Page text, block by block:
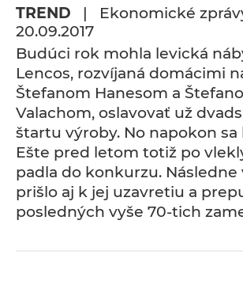
TREND | Ekonomické
20.09.2017
Budúci rok mohla levická
Lencos, rozvíjaná domácimi
Štefanom Hanesom a
Valachom, oslavovať už
štartu výroby. No napokon sa
Ešte pred letom totiž po
padla do konkurzu.
prišlo aj k jej uzavretiu a
posledných vyše 70-tich